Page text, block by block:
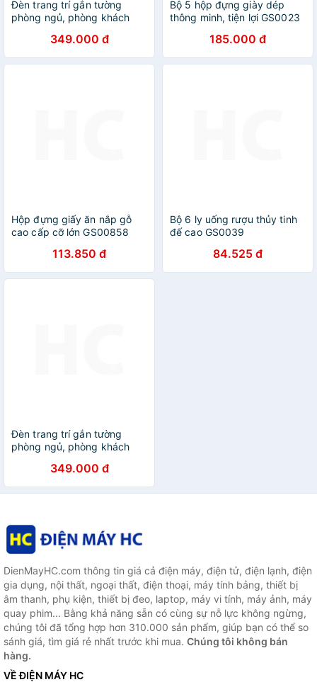
Đèn trang trí gắn tường
phòng ngủ, phòng khách
349.000 đ
Bộ 5 hộp đựng giày dép
thông minh, tiện lợi GS0023
185.000 đ
Hộp đựng giấy ăn nắp gỗ
cao cấp cỡ lớn GS00858
113.850 đ
Bộ 6 ly uống rượu thủy tinh
đế cao GS0039
84.525 đ
Đèn trang trí gắn tường
phòng ngủ, phòng khách
349.000 đ
DienMayHC.com thông tin giá cả điện máy, điện tử, điện lạnh, điện
gia dụng, nội thất, ngoại thất, điện thoại, máy tính bảng, thiết bị
âm thanh, phụ kiện, thiết bị đeo, laptop, máy vi tính, máy ảnh, máy
quay phim... Bằng khả năng sẵn có cùng sự nỗ lực không ngừng,
chúng tôi đã tổng hợp hơn 310.000 sản phẩm, giúp bạn có thể so
sánh giá, tìm giá rẻ nhất trước khi mua. Chúng tôi không bán
hàng.
VỀ ĐIỆN MÁY HC